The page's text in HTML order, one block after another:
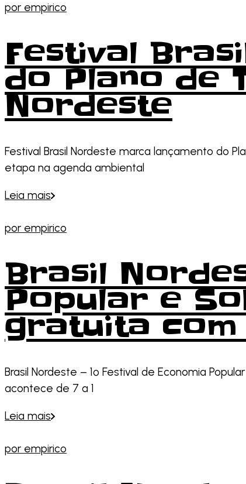
por empirico
Festival
do Plano de
Nordeste
Festival Brasil Nordeste marca lançamento do
etapa na agenda ambiental
Leia mais
por empirico
Brasil
Popular e
gratuita
Brasil Nordeste – 1º Festival de Economia
acontece de 7 a 1
Leia mais
por empirico